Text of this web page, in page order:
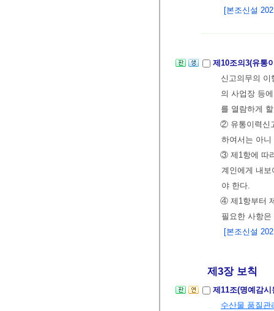
[본조신설
제10조의3(유통
신고의무의
의 사업장 등
를 열람하게
② 유통이력신
하여서는 아니
③ 제1항에 따
계인에게 내
야 한다.
④ 제1항부터
필요한 사항은
[본조신설
제3장 보칙
제11조(명예감
수산물 품질관